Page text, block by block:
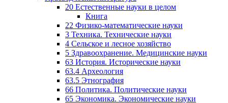
20 Естественные науки в целом
Книга
22 Физико-математические науки
3 Техника. Технические науки
4 Сельское и лесное хозяйство
5 Здравоохранение. Медицинские науки
63 История. Исторические науки
63.4 Археология
63.5 Этнография
66 Политика. Политические науки
65 Экономика. Экономические науки